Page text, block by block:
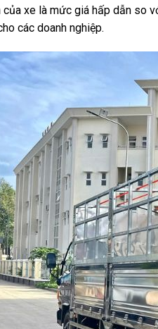
của xe là mức giá hấp dẫn so
các doanh nghiệp.